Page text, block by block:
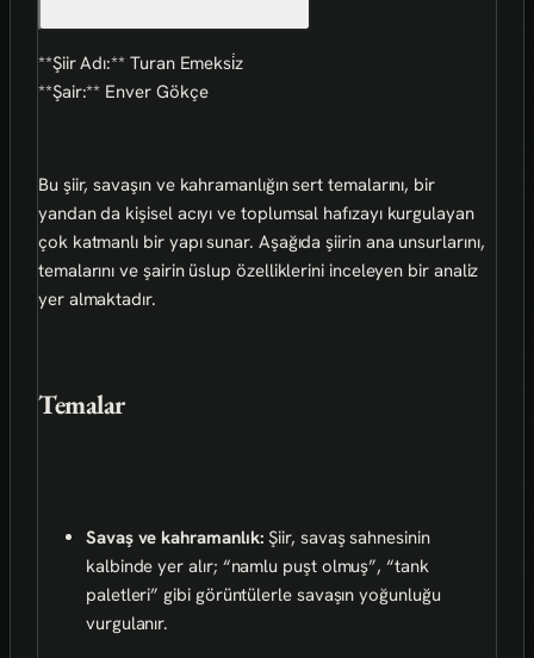
**Şiir Adı:** Turan Emeksi̇z
**Şair:** Enver Gökçe
Bu şiir, savaşın ve kahramanlığın sert temalarını, bir
yandan da kişisel acıyı ve toplumsal hafızayı kurgulayan
çok katmanlı bir yapı sunar. Aşağıda şiirin ana unsurlarını,
temalarını ve şairin üslup özelliklerini inceleyen bir analiz
yer almaktadır.
Temalar
Savaş ve kahramanlık: Şiir, savaş sahnesinin
kalbinde yer alır; “namlu puşt olmuş”, “tank
paletleri” gibi görüntülerle savaşın yoğunluğu
vurgulanır.